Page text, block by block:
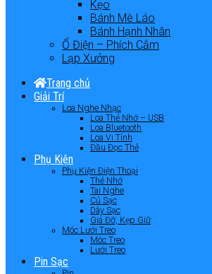
Kẹo
Bánh Mè Láo
Bánh Hạnh Nhân
Ổ Điện – Phích Cắm
Lạp Xưởng
Trang chủ
Giải Trí
Loa Nghe Nhạc
Loa Thẻ Nhớ – USB
Loa Bluetooth
Loa Vi Tính
Đầu Đọc Thẻ
Phụ Kiện
Phụ Kiện Điện Thoại
Thẻ Nhớ
Tai Nghe
Củ Sạc
Dây Sạc
Giá Đỡ, Kẹp Giữ
Móc Lưới Treo
Móc Treo
Lưới Treo
Pin Sạc